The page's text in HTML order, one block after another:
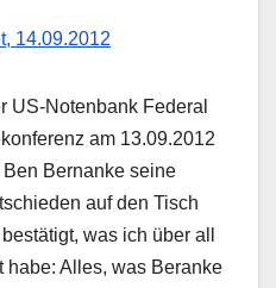
14.09.2012
US-Notenbank Federal
am 13.09.2012
Bernanke seine
auf den Tisch
was ich über all
Alles, was Beranke